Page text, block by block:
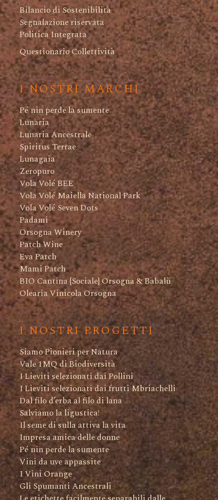
Bilancio di Sostenibilità
Segnalazione riservata
Politica Integrata
Questionario Collettività
I NOSTRI MARCHI
Pé nin perde la sumente
Lunaria
Lunaria Ancestrale
Spiritus Terrae
Lunagaia
Zeropuro
Vola Volé BEE
Vola Volé Maiella National Park
Vola Volé Seven Dots
Padami
Orsogna Winery
Patch Wine
Eva Patch
Mami Patch
BIO Cantina {Sociale} Orsogna & Babalù
Olearia Vinicola Orsogna
I NOSTRI PROGETTI
Siamo Pionieri per Natura
Vale 1MQ di Biodiversità
I Lieviti selezionati dai Pollini
I Lieviti selezionati dai frutti Mbriachelli
Dal filo d’erba al filo di lana
Salviamo la ligustica!
Il seme di sulla attiva la vita
Impresa amica delle donne
Pé nin perde la sumente
Vini da uve appassite
I Vini Orange
Gli Spumanti Ancestrali